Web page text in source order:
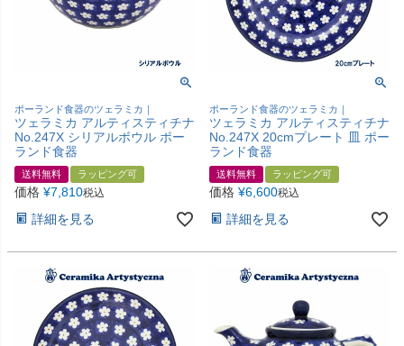
ポーランド食器のツェラミカ｜
ツェラミカ アルティスティチナ
No.247X シリアルボウル ポー
ランド食器
送料無料 ラッピング可
価格 ¥7,810税込
詳細を見る
ポーランド食器のツェラミカ｜
ツェラミカ アルティスティチナ
No.247X 20cmプレート 皿 ポー
ランド食器
送料無料 ラッピング可
価格 ¥6,600税込
詳細を見る